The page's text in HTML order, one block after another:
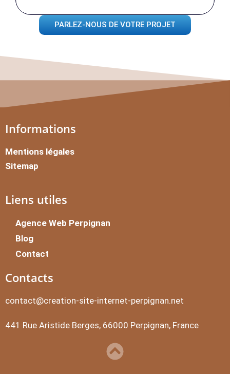
PARLEZ-NOUS DE VOTRE PROJET
Informations
Mentions légales
Sitemap
Liens utiles
Agence Web Perpignan
Blog
Contact
Contacts
contact@creation-site-internet-perpignan.net
441 Rue Aristide Berges, 66000 Perpignan, France